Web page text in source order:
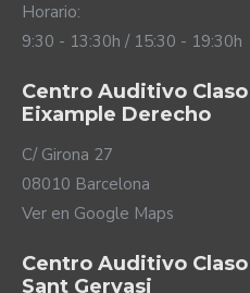
Horario:
9:30 - 13:30h / 15:30 - 19:30h
Centro Auditivo Claso
Eixample Derecho
C/ Girona 27
08010 Barcelona
Ver en Google Maps
Centro Auditivo Claso
Sant Gervasi